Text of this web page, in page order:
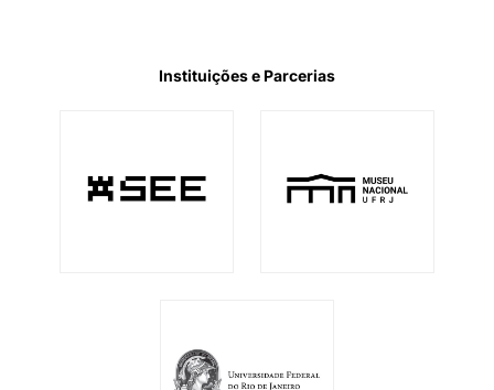
Instituições e Parcerias